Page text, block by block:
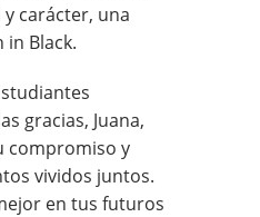
carácter, una
Black.
gracias, Juana,
compromiso y
vividos juntos.
en tus futuros